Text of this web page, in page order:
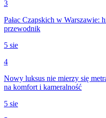
3
Pałac Czapskich w Warszawie:
przewodnik
5 sie
4
Nowy luksus nie mierzy się
na komfort i kameralność
5 sie